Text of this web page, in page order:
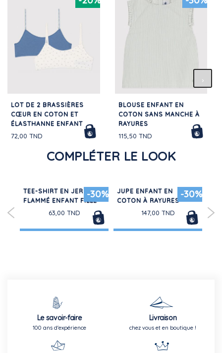
LOT DE 2 BRASSIÈRES
CŒUR EN COTON ET
ÉLASTHANNE ENFANT
72,00 TND
BLOUSE ENFANT EN
COTON SANS MANCHE À
RAYURES
115,50 TND
COMPLÉTER LE LOOK
-30%
TEE-SHIRT EN JERSEY
FLAMMÉ ENFANT FILLE
63,00 TND
-30%
JUPE ENFANT EN
COTON À RAYURES
147,00 TND
Le savoir-faire
100 ans d'expérience
Livraison
chez vous et en boutique !